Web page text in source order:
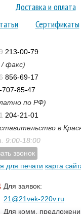
Доставка и оплата
Сертификаты
213-00-79
факс)
856-69-17
707-85-47
по РФ)
204-21-01
в
9:00-18:00
звонок
для печати карта
Для заявок:
21@21vek-220v.ru
Для комм.